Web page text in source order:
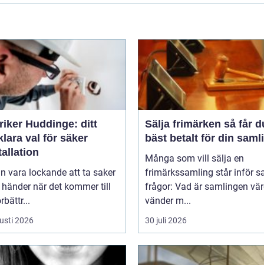
Huddinge: ditt
val för säker
vara lockande att ta saker
när det kommer till
2026
Sälja frimärken så får du
bäst betalt för din
Många som vill sälja en
frimärkssamling står inför
frågor: Vad är samlingen
vänder m...
30 juli 2026